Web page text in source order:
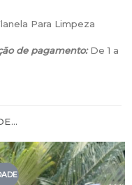
Para Limpeza
de pagamento:De 1 a